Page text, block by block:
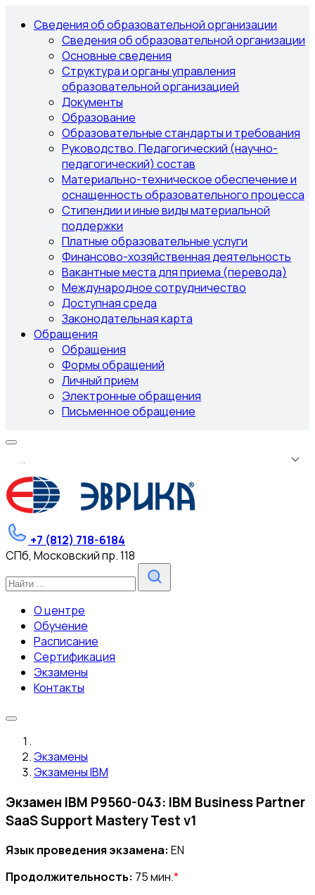
Сведения об образовательной организации
Сведения об образовательной организации
Основные сведения
Структура и органы управления
образовательной организацией
Документы
Образование
Образовательные стандарты и требования
Руководство. Педагогический (научно-
педагогический) состав
Материально-техническое обеспечение и
оснащенность образовательного процесса
Стипендии и иные виды материальной
поддержки
Платные образовательные услуги
Финансово-хозяйственная деятельность
Вакантные места для приема (перевода)
Международное сотрудничество
Доступная среда
Законодательная карта
Обращения
Обращения
Формы обращений
Личный прием
Электронные обращения
Письменное обращение
...
+7 (812) 718-6184
СПб, Московский пр. 118
О центре
Обучение
Расписание
Сертификация
Экзамены
Контакты
Экзамены
Экзамены IBM
Экзамен IBM P9560-043: IBM Business Partner
SaaS Support Mastery Test v1
Язык проведения экзамена: EN
Продолжительность: 75 мин.*